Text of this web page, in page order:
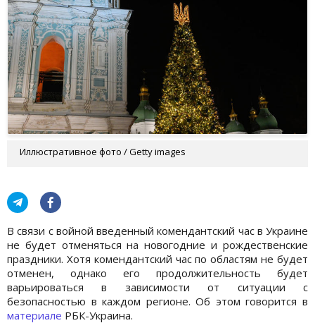
Иллюстративное фото / Getty images
В связи с войной введенный комендантский час в Украине
не будет отменяться на новогодние и рождественские
праздники. Хотя комендантский час по областям не будет
отменен, однако его продолжительность будет
варьироваться в зависимости от ситуации с
безопасностью в каждом регионе. Об этом говорится в
материале РБК-Украина.